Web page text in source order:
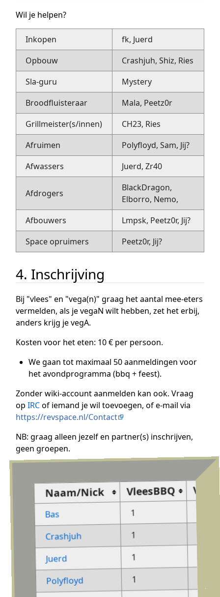
Wil je helpen?
Inkopen
fk, Juerd
Opbouw
Crashjuh, Shiz, Ries
Sla-guru
Mystery
Broodfluisteraar
Mala, Peetz0r
Grillmeister(s/innen)
CH23, Ries
Afruimen
Polyfloyd, Sam, Jij?
Afwassers
Juerd, Zr40
Afdrogers
BlackDragon,
Elborro, Nemo,
Afbouwers
Lmpsk, Peetz0r, Jij?
Space opruimers
Peetz0r, Jij?
4. Inschrijving
Bij "vlees" en "vega(n)" graag het aantal mee-eters
vermelden, als je vegaN wilt hebben, zet het erbij,
anders krijg je vegA.
Kosten voor het eten: 10 € per persoon.
We gaan tot maximaal 50 aanmeldingen voor
het avondprogramma (bbq + feest).
Zonder wiki-account aanmelden kan ook. Vraag
op IRCof iemand je wil toevoegen, of e-mail via
https://revspace.nl/Contact
NB: graag alleen jezelf en partner(s) inschrijven,
geen groepen.
Naam/Nick VleesBBQ
Bas
Crashjuh
Juerd
Polyfloyd